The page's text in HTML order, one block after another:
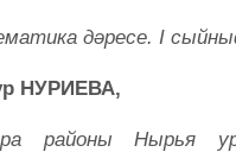
дәресе. I
НУРИЕВА,
районы Нырья